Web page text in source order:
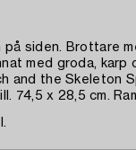
på siden. Brottare
med groda, karp
and the Skeleton
74,5 x 28,5 cm.